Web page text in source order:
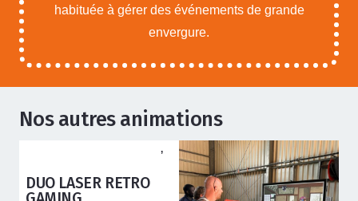
habituée à gérer des événements de grande
envergure.
Nos autres animations
,
DUO LASER RETRO